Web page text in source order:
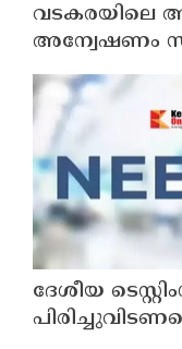
വടകരയിലെ
അന്വേഷണം
പുറത്തേയ്ക്ക്
ദേശീയ